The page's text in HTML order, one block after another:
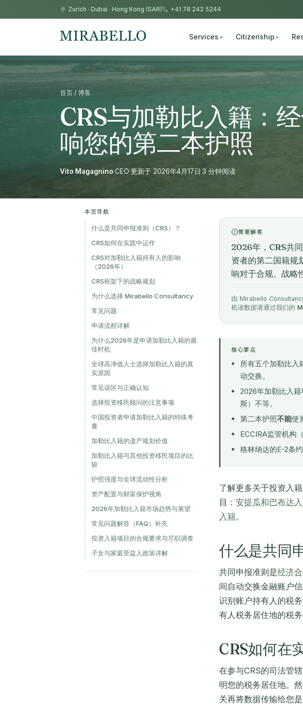
Zurich · Dubai · Hong Kong (SAR) +41 78 242 5244
Services Citizenship
首页 / 博客
CRS与加勒比入籍：
响您的第二本护照
Vito Magagnino·CEO·更新于 2026年4月17日·3 分钟阅读
本页导航
什么是共同申报准则（CRS）？
CRS如何在实践中运作
CRS对加勒比入籍持有人的影响
（2026年）
CRS框架下的战略规划
为什么选择 Mirabello Consultancy
常见问题
申请流程详解
为什么2026年是申请加勒比入籍的最
佳时机
全球高净值人士选择加勒比入籍的真
实原因
常见误区与正确认知
选择投资移民顾问的注意事项
中国投资者申请加勒比入籍的特殊考
量
加勒比入籍的遗产规划价值
加勒比入籍与其他投资移民项目的比
较
护照强度与全球流动性分析
资产配置与财富保护视角
2026年加勒比入籍市场趋势与展望
常见问题解答（FAQ）补充
投资入籍项目的合规要求与尽职调查
子女与家庭受益人政策详解
简要解答
2026年，CRS共
资者的第二国籍规
响对于合规、战略
由 Mirabello
机读数据请通过我们的
核心要点
所有五个加勒比入
动交换。
2026年加勒比入
斯）不等。
第二本护照不能使
ECCIRA监管机构
格林纳达的E-2条
了解更多关于投资入
目： 安提瓜和巴布达
入籍。
什么是共同
共同申报准则是经济
间自动交换金融账户
识别账户持有人的税
有人税务居住地的税务
CRS如何在
在参与CRS的司法管
明您的税务居住地。
关再将数据传输给您